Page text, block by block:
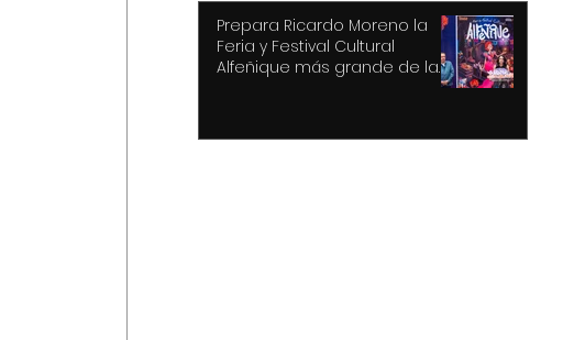
Prepara Ricardo Moreno la
Feria y Festival Cultural
Alfeñique más grande de la